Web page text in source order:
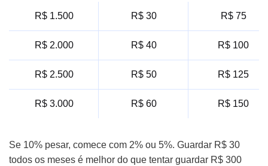
R$ 1.500 R$ 30 R$ 75
R$ 2.000 R$ 40 R$ 100
R$ 2.500 R$ 50 R$ 125
R$ 3.000 R$ 60 R$ 150
Se 10% pesar, comece com 2% ou 5%. Guardar R$ 30
todos os meses é melhor do que tentar guardar R$ 300